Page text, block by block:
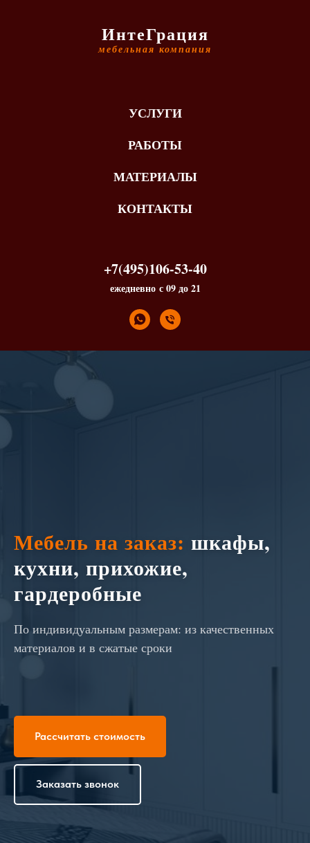
ИнтеГрация
мебельная компания
УСЛУГИ
РАБОТЫ
МАТЕРИАЛЫ
КОНТАКТЫ
+7(495)106-53-40
ежедневно с 09 до 21
Мебель на заказ: шкафы,
кухни, прихожие,
гардеробные
По индивидуальным размерам: из качественных
материалов и в сжатые сроки
Рассчитать стоимость
Заказать звонок